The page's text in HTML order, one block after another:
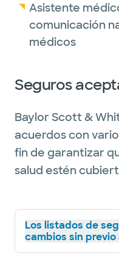
Asistente
comunicación
médicos
Seguros
Baylor Scott &
acuerdos con
fin de garantizar
salud estén
Los listados de
cambios sin previo